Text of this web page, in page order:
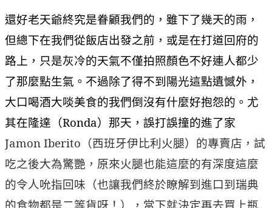
還好老天爺終究是眷顧我們的，雖下了幾天的雨，
但總下在我們從飯店出發之前，或是在打道回府的
路上，只是灰冷的天氣不僅拍照顏色不好連人都少
了那麼點生氣。不過除了得不到陽光這點遺憾外，
大口喝酒大啖美食的我們倒沒有什麼好抱怨的。尤
其在隆達（Ronda）那天，誤打誤撞的進了家
Jamon Iberito （西班牙伊比利火腿）的專賣店，試
吃之後大為驚艷，原來火腿也能這麼的有深度這麼
的令人吮指回味（也讓我們終於瞭解到進口到瑞典
的食物都是二等貨呀！），當下就決定再去買上瓶